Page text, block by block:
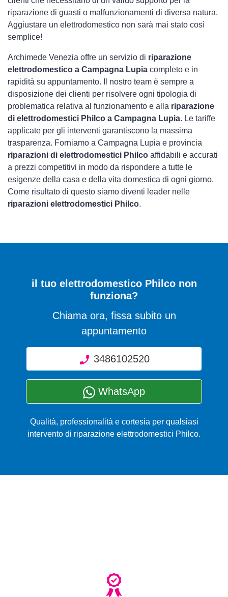
riparazione di guasti o malfunzionamenti di diversa natura.
Aggiustare un elettrodomestico non sarà mai stato così
semplice!
Archimede Venezia offre un servizio di riparazione
elettrodomestico a Campagna Lupia completo e in
rapidità su appuntamento. Il nostro team è sempre a
disposizione dei clienti per risolvere ogni tipologia di
problematica relativa al funzionamento e alla riparazione
di elettrodomestici Philco a Campagna Lupia. Le tariffe
applicate per gli interventi garantiscono la massima
trasparenza. Forniamo a Campagna Lupia e provincia
riparazioni di elettrodomestici Philco affidabili e accurati
a prezzi competitivi in modo da rispondere a tutte le
esigenze della casa e della vita domestica di ogni giorno.
Come risultato di questo siamo diventi leader nelle
riparazioni elettrodomestici Philco.
il tuo elettrodomestico Philco non
funziona?
Chiama ora, fissa subito un
appuntamento
3486102520
WhatsApp
Qualità, professionalità e cortesia per qualsiasi
intervento di riparazione elettrodomestici Philco.